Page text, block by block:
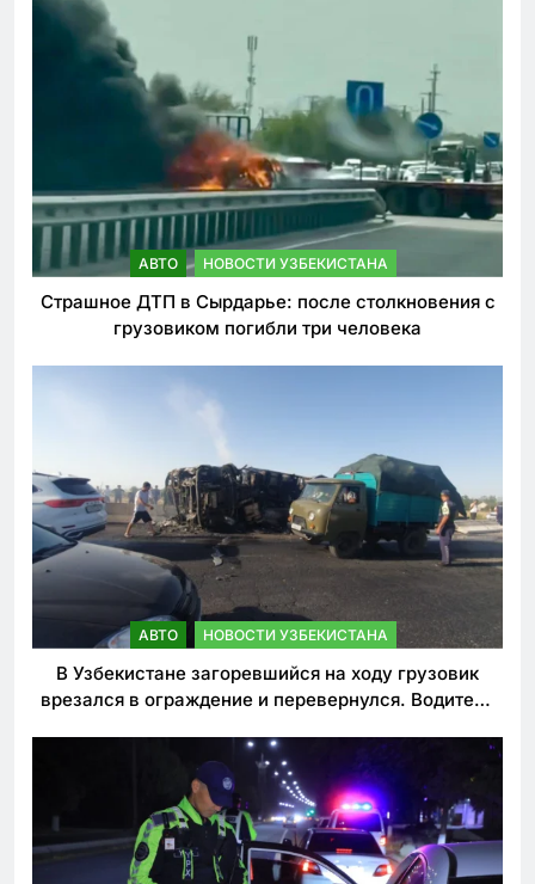
АВТО НОВОСТИ УЗБЕКИСТАНА
Страшное ДТП в Сырдарье: после столкновения с
грузовиком погибли три человека
АВТО НОВОСТИ УЗБЕКИСТАНА
В Узбекистане загоревшийся на ходу грузовик
врезался в ограждение и перевернулся. Водитель